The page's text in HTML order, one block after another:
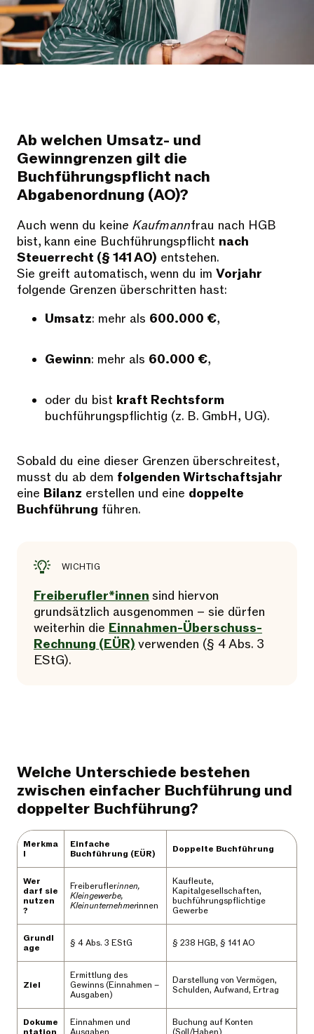
Ab welchen Umsatz- und
Gewinngrenzen gilt die
Buchführungspflicht nach
Abgabenordnung (AO)?
Auch wenn du keine Kaufmannfrau nach HGB
bist, kann eine Buchführungspflicht nach
Steuerrecht (§ 141 AO) entstehen.
Sie greift automatisch, wenn du im Vorjahr
folgende Grenzen überschritten hast:
Umsatz: mehr als 600.000 €,
Gewinn: mehr als 60.000 €,
oder du bist kraft Rechtsform
buchführungspflichtig (z. B. GmbH, UG).
Sobald du eine dieser Grenzen überschreitest,
musst du ab dem folgenden Wirtschaftsjahr
eine Bilanz erstellen und eine doppelte
Buchführung führen.
WICHTIG
Freiberufler*innen sind hiervon
grundsätzlich ausgenommen – sie dürfen
weiterhin die Einnahmen-Überschuss-
Rechnung (EÜR) verwenden (§ 4 Abs. 3
EStG).
Welche Unterschiede bestehen
zwischen einfacher Buchführung und
doppelter Buchführung?
Merkma
l
Einfache
Buchführung (EÜR)
Doppelte Buchführung
Wer
darf sie
nutzen
?
Freiberuflerinnen,
Kleingewerbe,
Kleinunternehmerinnen
Kaufleute,
Kapitalgesellschaften,
buchführungspflichtige
Gewerbe
Grundl
age
§ 4 Abs. 3 EStG § 238 HGB, § 141 AO
Ziel
Ermittlung des
Gewinns (Einnahmen –
Ausgaben)
Darstellung von Vermögen,
Schulden, Aufwand, Ertrag
Dokume
Einnahmen und
Buchung auf Konten